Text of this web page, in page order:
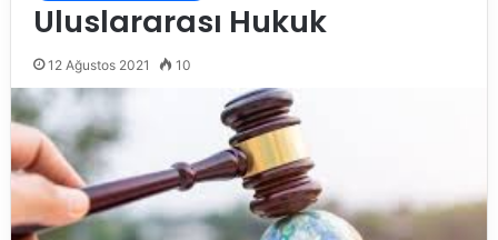
Uluslararası Hukuk
12 Ağustos 2021 10